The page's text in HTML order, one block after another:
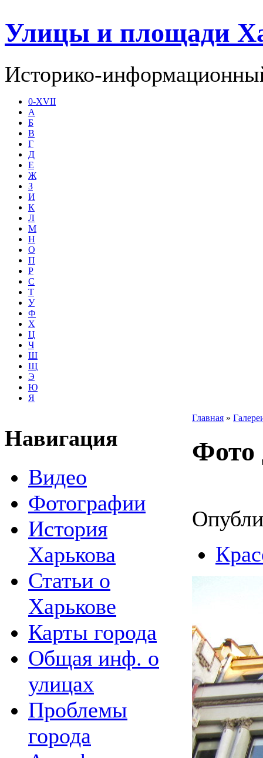
Улицы и площади
Историко-
0-XVII
А
Б
В
Г
Д
Е
Ж
З
И
К
Л
М
Н
О
П
Р
С
Т
У
Ф
Х
Ц
Ч
Ш
Щ
Э
Ю
Я
Навигация
Видео
Фотографии
История
Харькова
Статьи о
Харькове
Карты города
Общая инф. о
улицах
Проблемы
города
Главная »
Фото